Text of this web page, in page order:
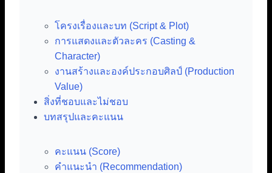
โครงเรื่องและบท (Script & Plot)
การแสดงและตัวละคร (Casting &
Character)
งานสร้างและองค์ประกอบศิลป์ (Production
Value)
สิ่งที่ชอบและไม่ชอบ
บทสรุปและคะแนน
คะแนน (Score)
คำแนะนำ (Recommendation)